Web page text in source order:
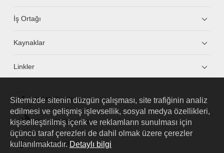
İş Ortağı
Kaynaklar
Linkler
HUAWEI eKit App
Huawei HiKnow App
HUAWEI eFly App
Sitemizde sitenin düzgün çalışması, site trafiğinin analiz
edilmesi ve gelişmiş işlevsellik, sosyal medya özellikleri,
kişiselleştirilmiş içerik ve reklamların sunulması için
üçüncü taraf çerezleri de dahil olmak üzere çerezler
kullanılmaktadır. Detaylı bilgi